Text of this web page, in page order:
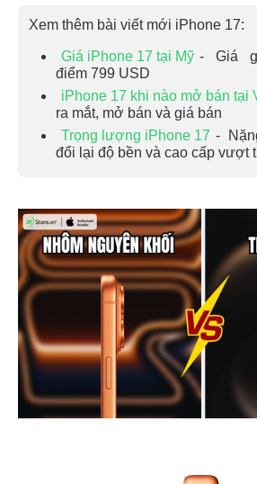
Xem thêm bài viết mới iPhone 17:
Giá iPhone 17 tại Mỹ - Giá
điểm 799 USD
iPhone 17 khi nào mở bán tại
ra mắt, mở bán và giá bán
Trọng lượng iPhone 17 -
đổi lại độ bền và cao cấp vượt